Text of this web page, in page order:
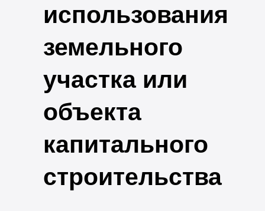
использования
земельного
участка или
объекта
капитального
строительства